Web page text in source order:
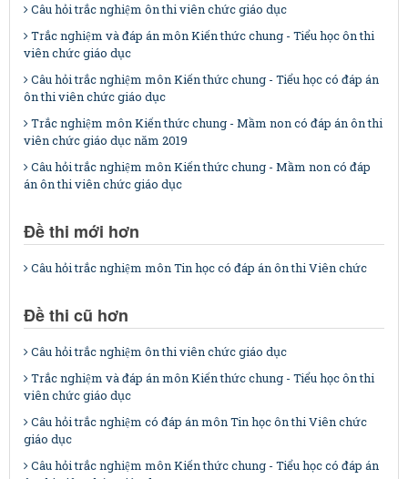
Câu hỏi trắc nghiệm ôn thi viên chức giáo dục
Trắc nghiệm và đáp án môn Kiến thức chung - Tiểu học ôn thi
viên chức giáo dục
Câu hỏi trắc nghiệm môn Kiến thức chung - Tiểu học có đáp án
ôn thi viên chức giáo dục
Trắc nghiệm môn Kiến thức chung - Mầm non có đáp án ôn thi
viên chức giáo dục năm 2019
Câu hỏi trắc nghiệm môn Kiến thức chung - Mầm non có đáp
án ôn thi viên chức giáo dục
Đề thi mới hơn
Câu hỏi trắc nghiệm môn Tin học có đáp án ôn thi Viên chức
Đề thi cũ hơn
Câu hỏi trắc nghiệm ôn thi viên chức giáo dục
Trắc nghiệm và đáp án môn Kiến thức chung - Tiểu học ôn thi
viên chức giáo dục
Câu hỏi trắc nghiệm có đáp án môn Tin học ôn thi Viên chức
giáo dục
Câu hỏi trắc nghiệm môn Kiến thức chung - Tiểu học có đáp án